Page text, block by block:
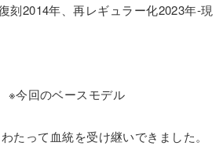
刻2014年、再レギュラー化2023年-現
※今回のベースモデル
たって血統を受け継いできました。